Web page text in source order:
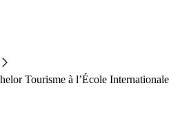
Tourisme à l’École Internationale